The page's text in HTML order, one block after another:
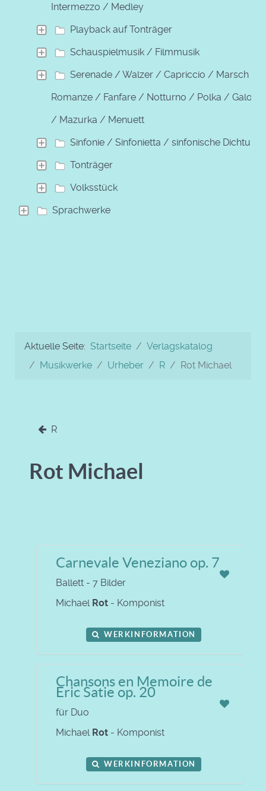
Intermezzo / Medley
Playback auf Tonträger
Schauspielmusik / Filmmusik
Serenade / Walzer / Capriccio / Marsch /
Romanze / Fanfare / Notturno / Polka / Galopp
/ Mazurka / Menuett
Sinfonie / Sinfonietta / sinfonische Dichtung
Tonträger
Volksstück
Sprachwerke
Aktuelle Seite: Startseite
Verlagskatalog
Musikwerke
Urheber R Rot Michael
R
Rot Michael
Carnevale Veneziano op. 7
Ballett - 7 Bilder
Michael Rot - Komponist
WERKINFORMATION
Chansons en Memoire de
Eric Satie op. 20
für Duo
Michael Rot - Komponist
WERKINFORMATION